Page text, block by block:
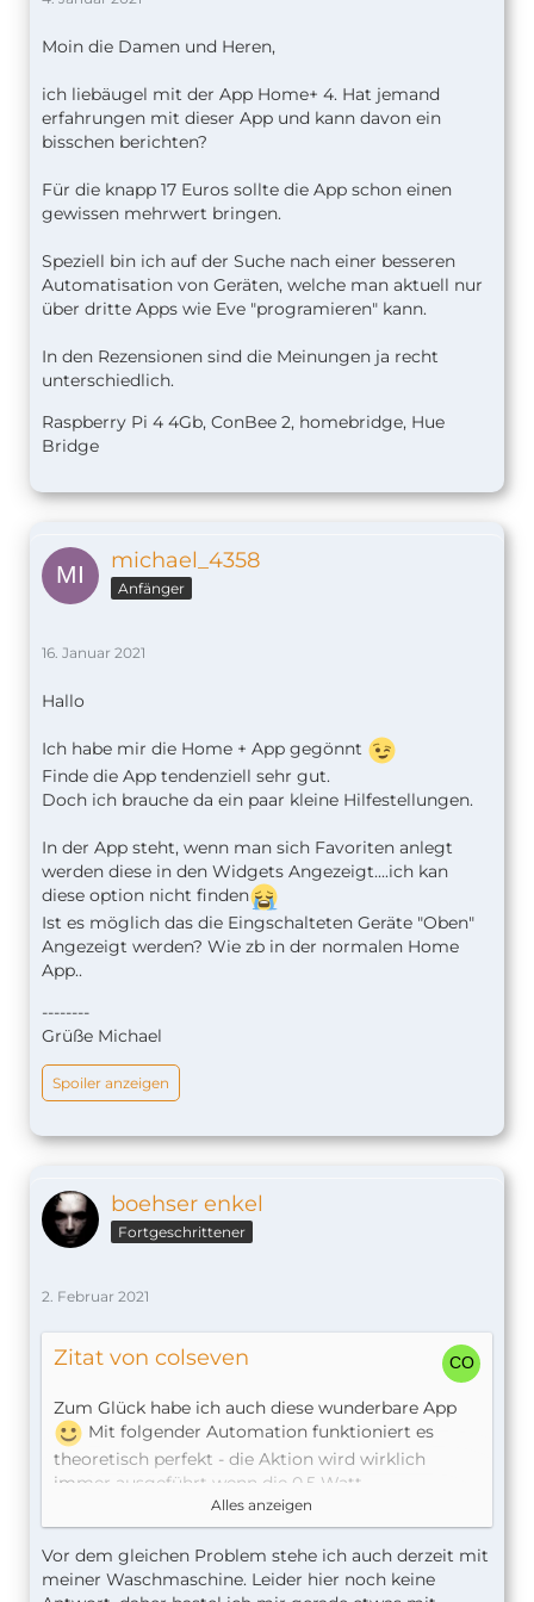
Moin die Damen und Heren,
ich liebäugel mit der App Home+ 4. Hat jemand
erfahrungen mit dieser App und kann davon ein
bisschen berichten?
Für die knapp 17 Euros sollte die App schon einen
gewissen mehrwert bringen.
Speziell bin ich auf der Suche nach einer besseren
Automatisation von Geräten, welche man aktuell nur
über dritte Apps wie Eve "programieren" kann.
In den Rezensionen sind die Meinungen ja recht
unterschiedlich.
Raspberry Pi 4 4Gb, ConBee 2, homebridge, Hue
Bridge
michael_4358
Anfänger
16. Januar 2021
Hallo
Ich habe mir die Home + App gegönnt
Finde die App tendenziell sehr gut.
Doch ich brauche da ein paar kleine Hilfestellungen.
In der App steht, wenn man sich Favoriten anlegt
werden diese in den Widgets Angezeigt....ich kan
diese option nicht finden
Ist es möglich das die Eingschalteten Geräte "Oben"
Angezeigt werden? Wie zb in der normalen Home
App..
--------
Grüße Michael
Spoiler anzeigen
boehser enkel
Fortgeschrittener
2. Februar 2021
Zitat von colseven
Zum Glück habe ich auch diese wunderbare App
Mit folgender Automation funktioniert es
theoretisch perfekt - die Aktion wird wirklich
immer ausgeführt wenn die 0,5 Watt
unterschritten werden .... leider macht meine
hochmoderne Waschmaschine dies bei meinen
ersten beiden Probeläufen gut 20 mal - in der folge
habe ich natürlich 20 Benachrichtigungen das die
Alles anzeigen
Vor dem gleichen Problem stehe ich auch derzeit mit
meiner Waschmaschine. Leider hier noch keine